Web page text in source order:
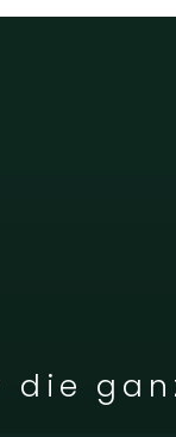
die